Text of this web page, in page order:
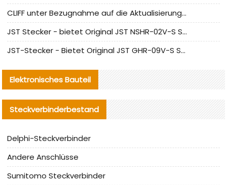
CLIFF unter Bezugnahme auf die Aktualisierung der chinesischen Stecker-Testnormen
JST Stecker - bietet Original JST NSHR-02V-S Stecker und Ersatzteile an
JST-Stecker - Bietet Original JST GHR-09V-S Stecker und Ersatzteile an
Elektronisches Bauteil
Steckverbinderbestand
Delphi-Steckverbinder
Andere Anschlüsse
Sumitomo Steckverbinder